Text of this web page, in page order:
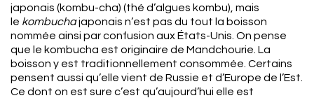
japonais (kombu-cha) (thé d’algues kombu), mais
le kombuchajaponais n’est pas du tout la boisson
nommée ainsi par confusion aux États-Unis. On pense
que le kombucha est originaire de Mandchourie. La
boisson y est traditionnellement consommée. Certains
pensent aussi qu’elle vient de Russie et d’Europe de l’Est.
Ce dont on est sure c’est qu’aujourd’hui elle est